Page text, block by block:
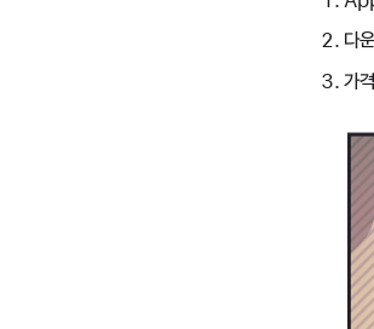
다
가